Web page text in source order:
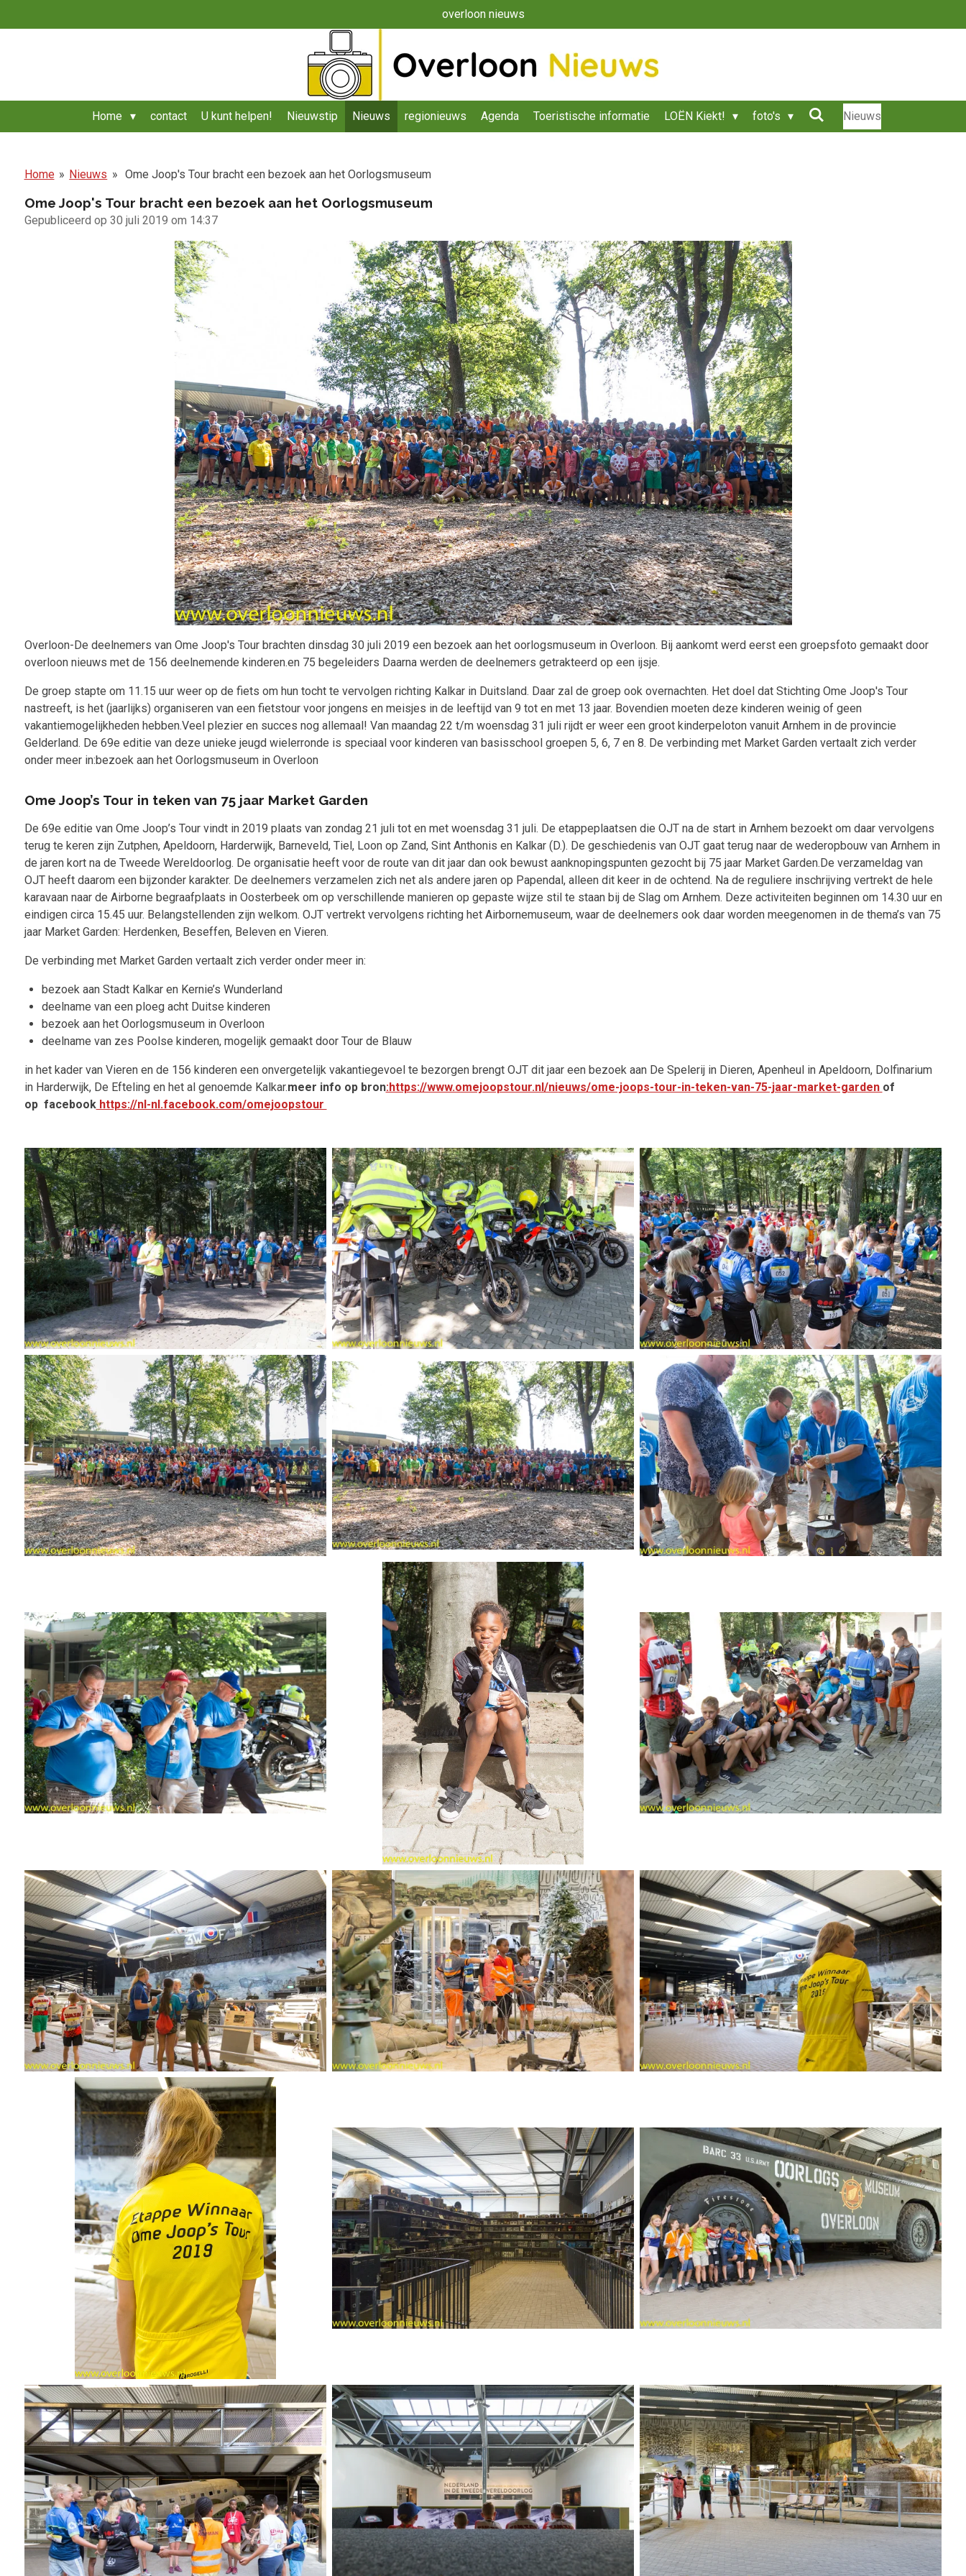
direct
overloon nieuws
Home contact U kunt helpen! Nieuwstip Nieuws regionieuws Agenda Toeristische informatie LOËN Kiekt! foto's Nieuws
Home » Nieuws » Ome Joop's Tour bracht een bezoek aan het Oorlogsmuseum
Ome Joop's Tour bracht een bezoek aan het Oorlogsmuseum
Gepubliceerd op 30 juli 2019 om 14:37
Overloon-De deelnemers van Ome Joop's Tour brachten dinsdag 30 juli 2019 een bezoek aan het oorlogsmuseum in Overloon. Bij aankomt werd eerst een groepsfoto gemaakt door
overloon nieuws met de 156 deelnemende kinderen.en 75 begeleiders Daarna werden de deelnemers getrakteerd op een ijsje.
De groep stapte om 11.15 uur weer op de fiets om hun tocht te vervolgen richting Kalkar in Duitsland. Daar zal de groep ook overnachten. Het doel dat Stichting Ome Joop's Tour
nastreeft, is het (jaarlijks) organiseren van een fietstour voor jongens en meisjes in de leeftijd van 9 tot en met 13 jaar. Bovendien moeten deze kinderen weinig of geen
vakantiemogelijkheden hebben.Veel plezier en succes nog allemaal! Van maandag 22 t/m woensdag 31 juli rijdt er weer een groot kinderpeloton vanuit Arnhem in de provincie
Gelderland. De 69e editie van deze unieke jeugd wielerronde is speciaal voor kinderen van basisschool groepen 5, 6, 7 en 8. De verbinding met Market Garden vertaalt zich verder
onder meer in:bezoek aan het Oorlogsmuseum in Overloon
Ome Joop’s Tour in teken van 75 jaar Market Garden
De 69e editie van Ome Joop’s Tour vindt in 2019 plaats van zondag 21 juli tot en met woensdag 31 juli. De etappeplaatsen die OJT na de start in Arnhem bezoekt om daar vervolgens
terug te keren zijn Zutphen, Apeldoorn, Harderwijk, Barneveld, Tiel, Loon op Zand, Sint Anthonis en Kalkar (D.). De geschiedenis van OJT gaat terug naar de wederopbouw van Arnhem in
de jaren kort na de Tweede Wereldoorlog. De organisatie heeft voor de route van dit jaar dan ook bewust aanknopingspunten gezocht bij 75 jaar Market Garden. De verzameldag van
OJT heeft daarom een bijzonder karakter. De deelnemers verzamelen zich net als andere jaren op Papendal, alleen dit keer in de ochtend. Na de reguliere inschrijving vertrekt de hele
karavaan naar de Airborne begraafplaats in Oosterbeek om op verschillende manieren op gepaste wijze stil te staan bij de Slag om Arnhem. Deze activiteiten beginnen om 14.30 uur en
eindigen circa 15.45 uur. Belangstellenden zijn welkom. OJT vertrekt vervolgens richting het Airbornemuseum, waar de deelnemers ook daar worden meegenomen in de thema’s van 75
jaar Market Garden: Herdenken, Beseffen, Beleven en Vieren.
De verbinding met Market Garden vertaalt zich verder onder meer in:
bezoek aan Stadt Kalkar en Kernie’s Wunderland
deelname van een ploeg acht Duitse kinderen
bezoek aan het Oorlogsmuseum in Overloon
deelname van zes Poolse kinderen, mogelijk gemaakt door Tour de Blauw
in het kader van Vieren en de 156 kinderen een onvergetelijk vakantiegevoel te bezorgen brengt OJT dit jaar een bezoek aan De Spelerij in Dieren, Apenheul in Apeldoorn, Dolfinarium
in Harderwijk, De Efteling en het al genoemde Kalkar.meer info op bron:https://www.omejoopstour.nl/nieuws/ome-joops-tour-in-teken-van-75-jaar-market-garden of
op facebookhttps://nl-nl.facebook.com/omejoopstour